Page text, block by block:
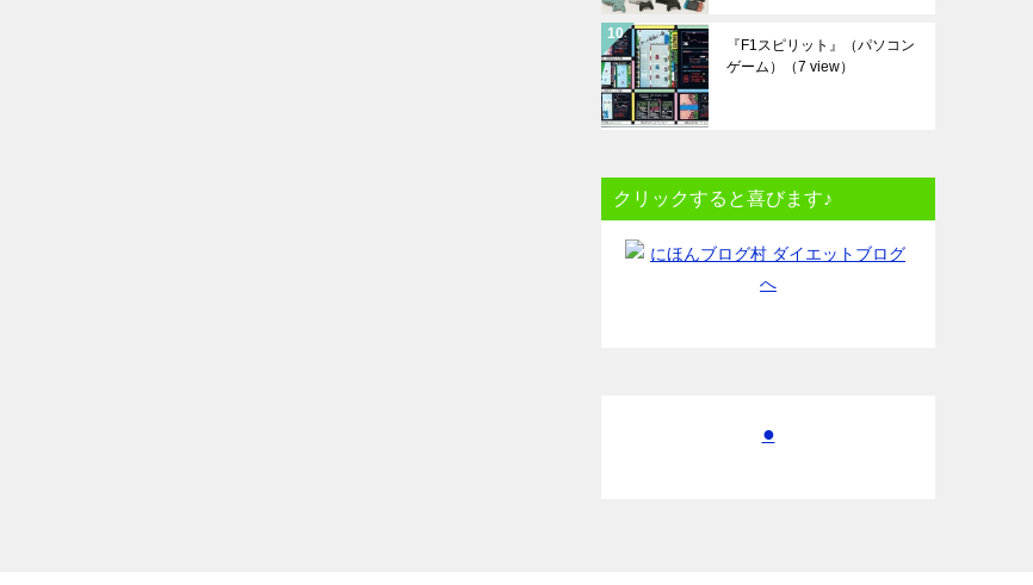
『F1スピリット』（パソコン
ゲーム）
（7 view）
クリックすると喜びます♪
●